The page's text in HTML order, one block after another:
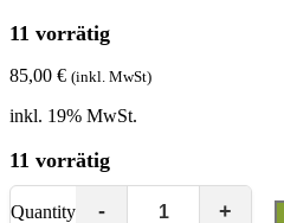
11 vorrätig
85,00 € (inkl. MwSt)
inkl. 19% MwSt.
11 vorrätig
Quantity